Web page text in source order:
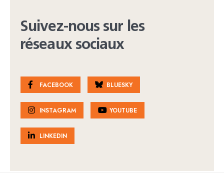
Suivez-nous sur les
réseaux sociaux
FACEBOOK BLUESKY
INSTAGRAM YOUTUBE
LINKEDIN